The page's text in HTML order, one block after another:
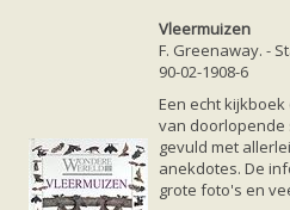
Vleermuizen
F. Greenaway. -
90-02-1908-6
Een echt
van doorlopende
gevuld met
anekdotes. De
grote foto's en